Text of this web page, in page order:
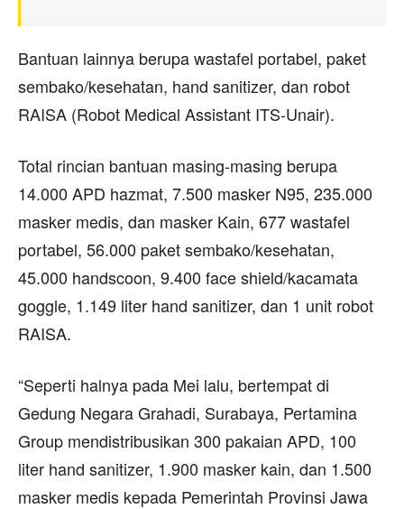
Bantuan lainnya berupa wastafel portabel, paket
sembako/kesehatan, hand sanitizer, dan robot
RAISA (Robot Medical Assistant ITS-Unair).
Total rincian bantuan masing-masing berupa
14.000 APD hazmat, 7.500 masker N95, 235.000
masker medis, dan masker Kain, 677 wastafel
portabel, 56.000 paket sembako/kesehatan,
45.000 handscoon, 9.400 face shield/kacamata
goggle, 1.149 liter hand sanitizer, dan 1 unit robot
RAISA.
“Seperti halnya pada Mei lalu, bertempat di
Gedung Negara Grahadi, Surabaya, Pertamina
Group mendistribusikan 300 pakaian APD, 100
liter hand sanitizer, 1.900 masker kain, dan 1.500
masker medis kepada Pemerintah Provinsi Jawa